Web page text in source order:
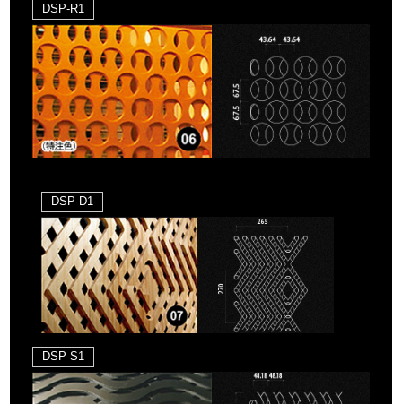
DSP-R1
DSP-D1
DSP-S1